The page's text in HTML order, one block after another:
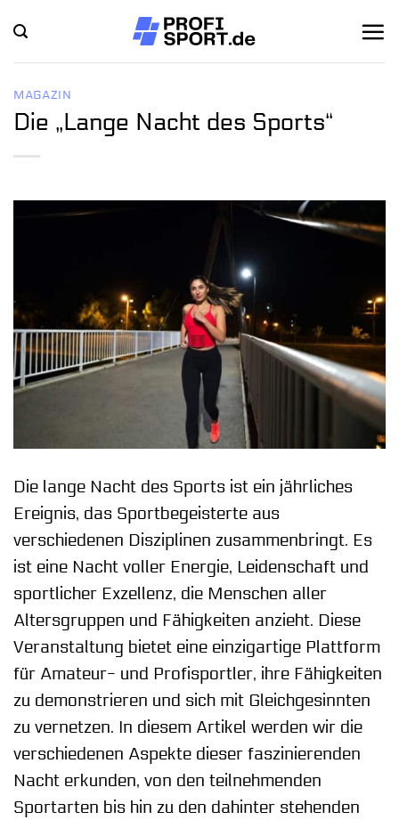
Inhalt
springen
MAGAZIN
Die „Lange Nacht des Sports“
Die lange Nacht des Sports ist ein jährliches
Ereignis, das Sportbegeisterte aus
verschiedenen Disziplinen zusammenbringt. Es
ist eine Nacht voller Energie, Leidenschaft und
sportlicher Exzellenz, die Menschen aller
Altersgruppen und Fähigkeiten anzieht. Diese
Veranstaltung bietet eine einzigartige Plattform
für Amateur- und Profisportler, ihre Fähigkeiten
zu demonstrieren und sich mit Gleichgesinnten
zu vernetzen. In diesem Artikel werden wir die
verschiedenen Aspekte dieser faszinierenden
Nacht erkunden, von den teilnehmenden
Sportarten bis hin zu den dahinter stehenden